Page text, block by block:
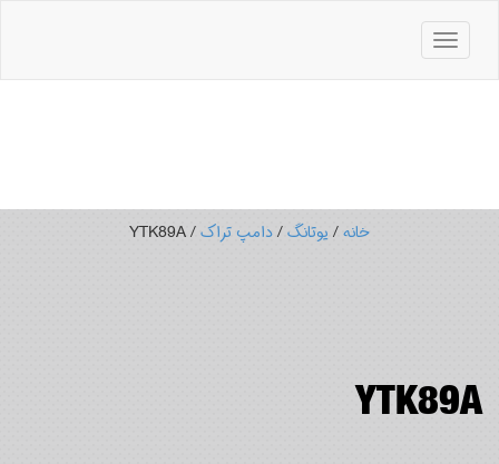
باز
کردن
خانه / یوتانگ / دامپ تراک / YTK89A
YTK89A